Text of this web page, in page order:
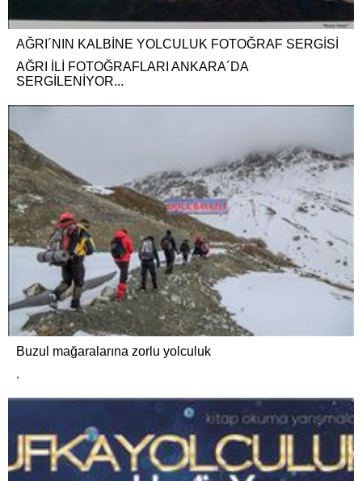
AĞRI´NIN KALBİNE YOLCULUK FOTOĞRAF SERGİSİ
AĞRI İLİ FOTOĞRAFLARI ANKARA´DA
SERGİLENİYOR...
Buzul mağaralarına zorlu yolculuk
.